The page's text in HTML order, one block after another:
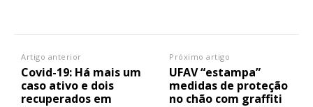
Faça-se assinante do Região de Cister e ajude-nos a manter este serviço
público!
Artigo anterior
Covid-19: Há mais um
caso ativo e dois
recuperados em
Próximo artigo
UFAV “estampa”
medidas de proteção
no chão com graffiti